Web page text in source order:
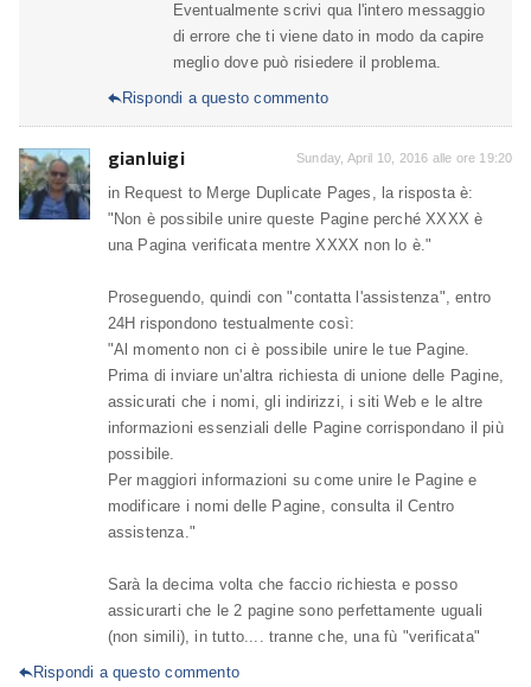
Eventualmente scrivi qua l'intero messaggio
di errore che ti viene dato in modo da capire
meglio dove può risiedere il problema.
Rispondi a questo commento
gianluigi Sunday, April 10, 2016 alle ore 19:20
in Request to Merge Duplicate Pages, la risposta è:
"Non è possibile unire queste Pagine perché XXXX è
una Pagina verificata mentre XXXX non lo è."
Proseguendo, quindi con "contatta l'assistenza", entro
24H rispondono testualmente così:
"Al momento non ci è possibile unire le tue Pagine.
Prima di inviare un'altra richiesta di unione delle Pagine,
assicurati che i nomi, gli indirizzi, i siti Web e le altre
informazioni essenziali delle Pagine corrispondano il più
possibile.
Per maggiori informazioni su come unire le Pagine e
modificare i nomi delle Pagine, consulta il Centro
assistenza."
Sarà la decima volta che faccio richiesta e posso
assicurarti che le 2 pagine sono perfettamente uguali
(non simili), in tutto.... tranne che, una fù "verificata"
Rispondi a questo commento